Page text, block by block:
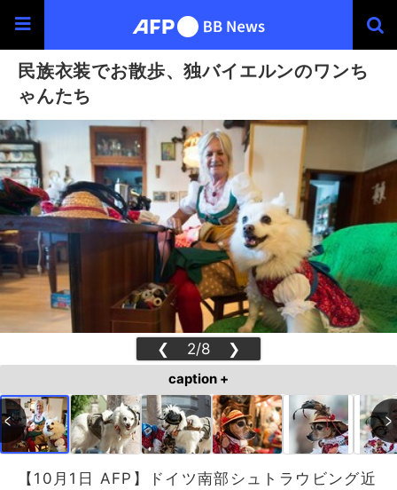
民族衣装でお散歩、独バイエルンのワンち
ゃんたち
❮ 2/8 ❯
caption +
【10月1日 AFP】ドイツ南部シュトラウビング近